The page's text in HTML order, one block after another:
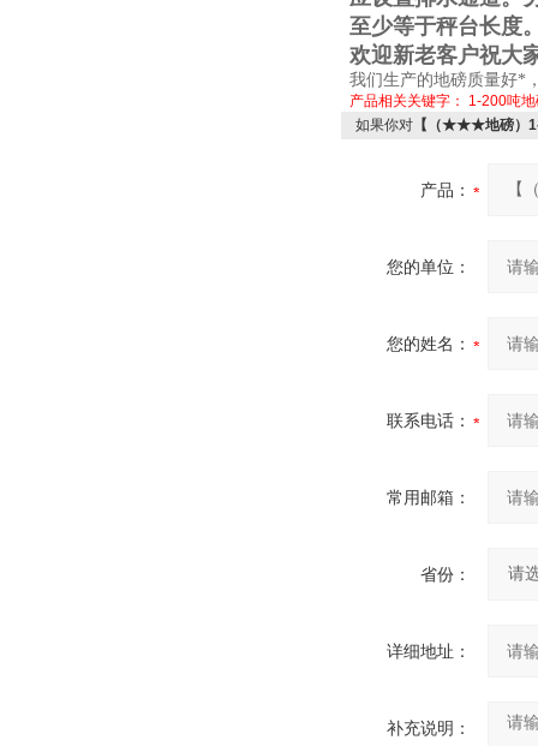
至少等于秤台长度
欢迎新老客户祝大
我们生产的地磅质量好*
产品相关关键字： 1-200吨
如果你对 【（★★★地磅）
产品：
您的单位：
您的姓名：
联系电话：
常用邮箱：
省份：
详细地址：
补充说明：